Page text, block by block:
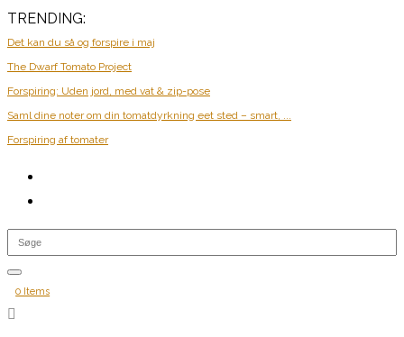
TRENDING:
Det kan du så og forspire i maj
The Dwarf Tomato Project
Forspiring: Uden jord, med vat & zip-pose
Saml dine noter om din tomatdyrkning eet sted – smart, ...
Forspiring af tomater
0 Items
